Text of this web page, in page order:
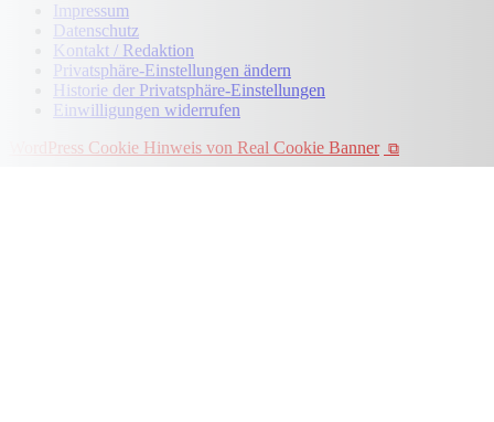
Impressum
Datenschutz
Kontakt / Redaktion
Privatsphäre-Einstellungen ändern
Historie der Privatsphäre-Einstellungen
Einwilligungen widerrufen
WordPress Cookie Hinweis von Real Cookie Banner